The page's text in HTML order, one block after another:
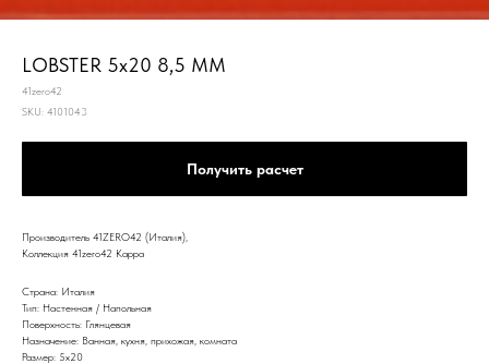
LOBSTER 5x20 8,5 MM
41zero42
SKU: 4101043
Получить расчет
Производитель 41ZERO42 (Италия),
Коллекция 41zero42 Kappa
Страна: Италия
Тип: Настенная / Напольная
Поверхность: Глянцевая
Назначение: Ванная, кухня, прихожая, комната
Размер: 5x20